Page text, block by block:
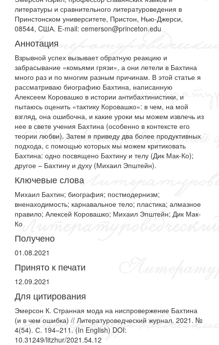
литературы и сравнительного литературоведения в
Принстонском университете, Пристон, Нью-Джерси,
08544, CША. E-mail: cemerson@princeton.edu
Аннотация
Взрывной успех вызывает обратную реакцию и
забрасывание «комьями грязи», а они летели в Бахтина
много раз и по многим разным причинам. В этой статье я
рассматриваю биографию Бахтина, написанную
Алексеем Коровашко в истории антибахтинистики, и
пытаюсь оценить «тактику Коровашко»: в чем, на мой
взгляд, она ошибочна, и какие уроки мы можем извлечь из
нее в свете учения Бахтина (особенно в контексте его
теории любви). Затем я приведу два более продуктивных
подхода, с помощью которых мы можем критиковать
Бахтина: одно посвящено Бахтину и телу (Дик Мак-Ко);
другое – Бахтину и духу (Михаил Эпштейн).
Ключевые слова
Михаил Бахтин; биография; постмодернизм;
вненаходимость; карнавальное тело; пластика; алмазное
правило; Алексей Коровашко; Михаил Эпштейн; Дик Мак-
Ко
Получено
01.08.2021
Принято к печати
12.09.2021
Для цитирования
Эмерсон К. Странная мода на ниспровержение Бахтина
(и в чем ошибка) // Литературоведческий журнал. 2021. №
4(54). С. 194–211. (In English) DOI:
10.31249/litzhur/2021.54.12